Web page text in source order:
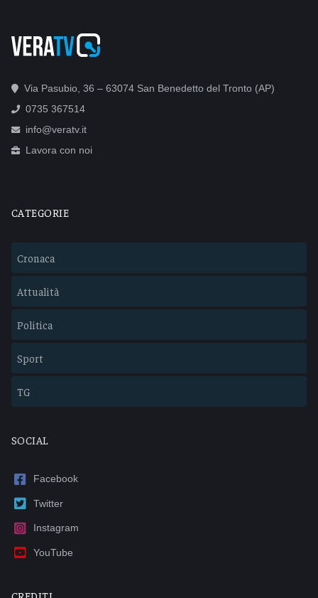
Via Pasubio, 36 – 63074 San Benedetto del Tronto (AP)
0735 367514
info@veratv.it
Lavora con noi
CATEGORIE
Cronaca
Attualità
Politica
Sport
TG
SOCIAL
Facebook
Twitter
Instagram
YouTube
CREDITI